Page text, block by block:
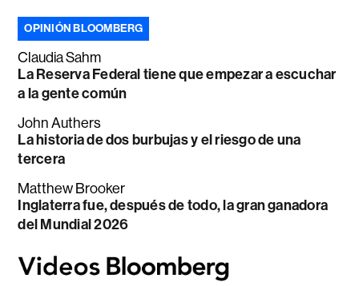
OPINIÓN BLOOMBERG
Claudia Sahm
La Reserva Federal tiene que empezar a escuchar
a la gente común
John Authers
La historia de dos burbujas y el riesgo de una
tercera
Matthew Brooker
Inglaterra fue, después de todo, la gran ganadora
del Mundial 2026